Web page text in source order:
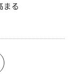
まる